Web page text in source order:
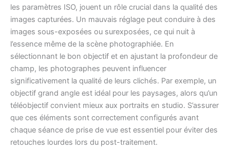
les paramètres ISO, jouent un rôle crucial dans la qualité des
images capturées. Un mauvais réglage peut conduire à des
images sous-exposées ou surexposées, ce qui nuit à
l’essence même de la scène photographiée. En
sélectionnant le bon objectif et en ajustant la profondeur de
champ, les photographes peuvent influencer
significativement la qualité de leurs clichés. Par exemple, un
objectif grand angle est idéal pour les paysages, alors qu’un
téléobjectif convient mieux aux portraits en studio. S’assurer
que ces éléments sont correctement configurés avant
chaque séance de prise de vue est essentiel pour éviter des
retouches lourdes lors du post-traitement.